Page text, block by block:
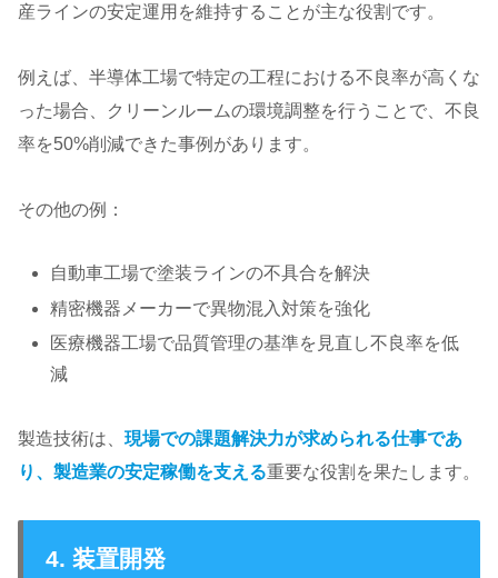
産ラインの安定運用を維持することが主な役割です。
例えば、半導体工場で特定の工程における不良率が高くな
った場合、クリーンルームの環境調整を行うことで、不良
率を50%削減できた事例があります。
その他の例：
自動車工場で塗装ラインの不具合を解決
精密機器メーカーで異物混入対策を強化
医療機器工場で品質管理の基準を見直し不良率を低
減
製造技術は、 現場での課題解決力が求められる仕事であ
り、製造業の安定稼働を支える重要な役割を果たします。
4. 装置開発